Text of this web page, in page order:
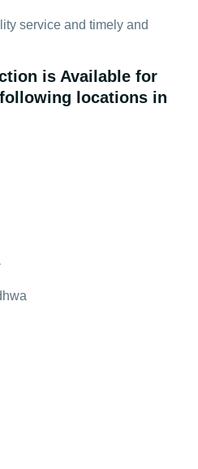
service and timely and
is Available for
following locations in